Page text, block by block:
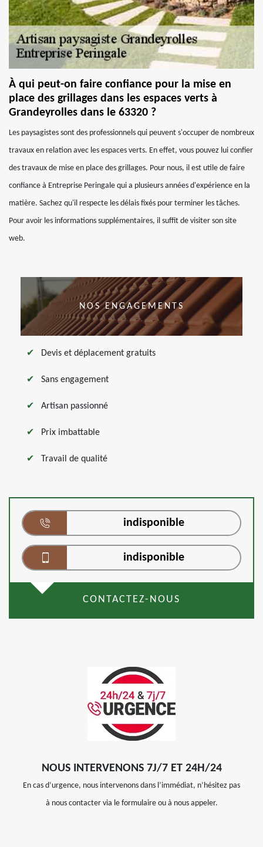
À qui peut-on faire confiance pour la mise en
place des grillages dans les espaces verts à
Grandeyrolles dans le 63320 ?
Les paysagistes sont des professionnels qui peuvent s'occuper de nombreux
travaux en relation avec les espaces verts. En effet, vous pouvez lui confier
des travaux de mise en place des grillages. Pour nous, il est utile de faire
confiance à Entreprise Peringale qui a plusieurs années d'expérience en la
matière. Sachez qu'il respecte les délais fixés pour terminer les tâches.
Pour avoir les informations supplémentaires, il suffit de visiter son site
web.
NOS ENGAGEMENTS
Devis et déplacement gratuits
Sans engagement
Artisan passionné
Prix imbattable
Travail de qualité
indisponible
indisponible
CONTACTEZ-NOUS
NOUS INTERVENONS 7J/7 ET 24H/24
En cas d’urgence, nous intervenons dans l’immédiat, n’hésitez pas
à nous contacter via le formulaire ou à nous appeler.